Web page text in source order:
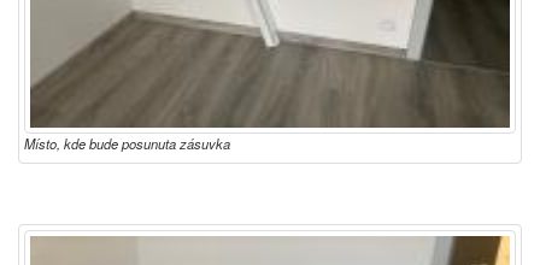
Místo, kde bude posunuta zásuvka